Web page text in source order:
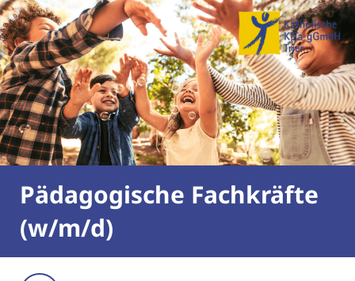
Pädagogische Fachkräfte
(w/m/d)